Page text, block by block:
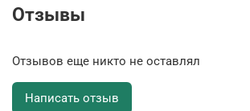
Отзывы
Отзывов еще никто не оставлял
Написать отзыв